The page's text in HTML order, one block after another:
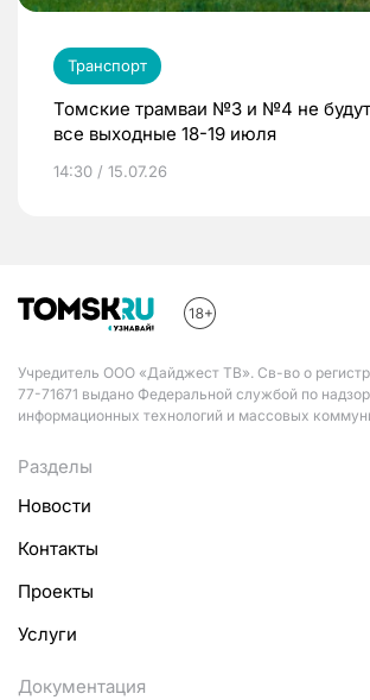
Транспорт
Томские трамваи №3 и №4 не будут
все выходные 18-19 июля
14:30 / 15.07.26
Учредитель ООО «Дайджест ТВ». Св-во о
77-71671 выдано Федеральной службой по
информационных технологий и массовых
Разделы
Новости
Контакты
Проекты
Услуги
Документация